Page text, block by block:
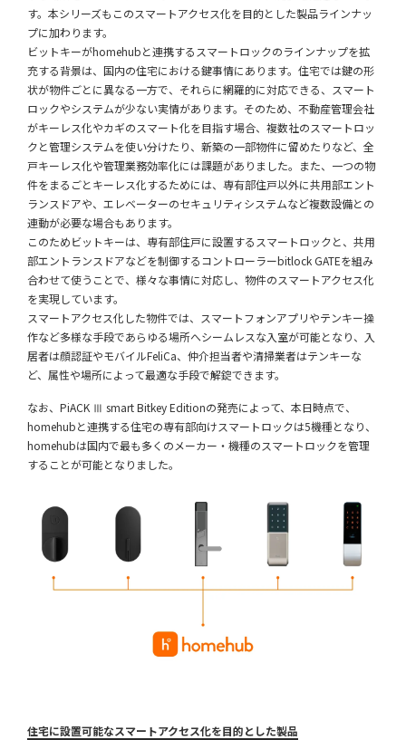
す。本シリーズもこのスマートアクセス化を目的とした製品ラインナッ
プに加わります。
ビットキーがhomehubと連携するスマートロックのラインナップを拡
充する背景は、国内の住宅における鍵事情にあります。住宅では鍵の形
状が物件ごとに異なる一方で、それらに網羅的に対応できる、スマート
ロックやシステムが少ない実情があります。そのため、不動産管理会社
がキーレス化やカギのスマート化を目指す場合、複数社のスマートロッ
クと管理システムを使い分けたり、新築の一部物件に留めたりなど、全
戸キーレス化や管理業務効率化には課題がありました。また、一つの物
件をまるごとキーレス化するためには、専有部住戸以外に共用部エント
ランスドアや、エレベーターのセキュリティシステムなど複数設備との
連動が必要な場合もあります。
このためビットキーは、専有部住戸に設置するスマートロックと、共用
部エントランスドアなどを制御するコントローラーbitlock GATEを組み
合わせて使うことで、様々な事情に対応し、物件のスマートアクセス化
を実現しています。
スマートアクセス化した物件では、スマートフォンアプリやテンキー操
作など多様な手段であらゆる場所へシームレスな入室が可能となり、入
居者は顔認証やモバイルFeliCa、仲介担当者や清掃業者はテンキーな
ど、属性や場所によって最適な手段で解錠できます。
なお、PiACK Ⅲ smart Bitkey Editionの発売によって、本日時点で、
homehubと連携する住宅の専有部向けスマートロックは5機種となり、
homehubは国内で最も多くのメーカー・機種のスマートロックを管理
することが可能となりました。
住宅に設置可能なスマートアクセス化を目的とした製品